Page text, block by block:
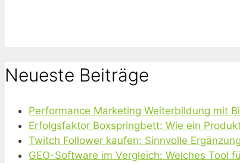
Neueste Beiträge
Performance Marketing Weiterbildung mit
Erfolgsfaktor Boxspringbett: Wie ein
Twitch Follower kaufen: Sinnvolle
GEO-Software im Vergleich: Welches Tool